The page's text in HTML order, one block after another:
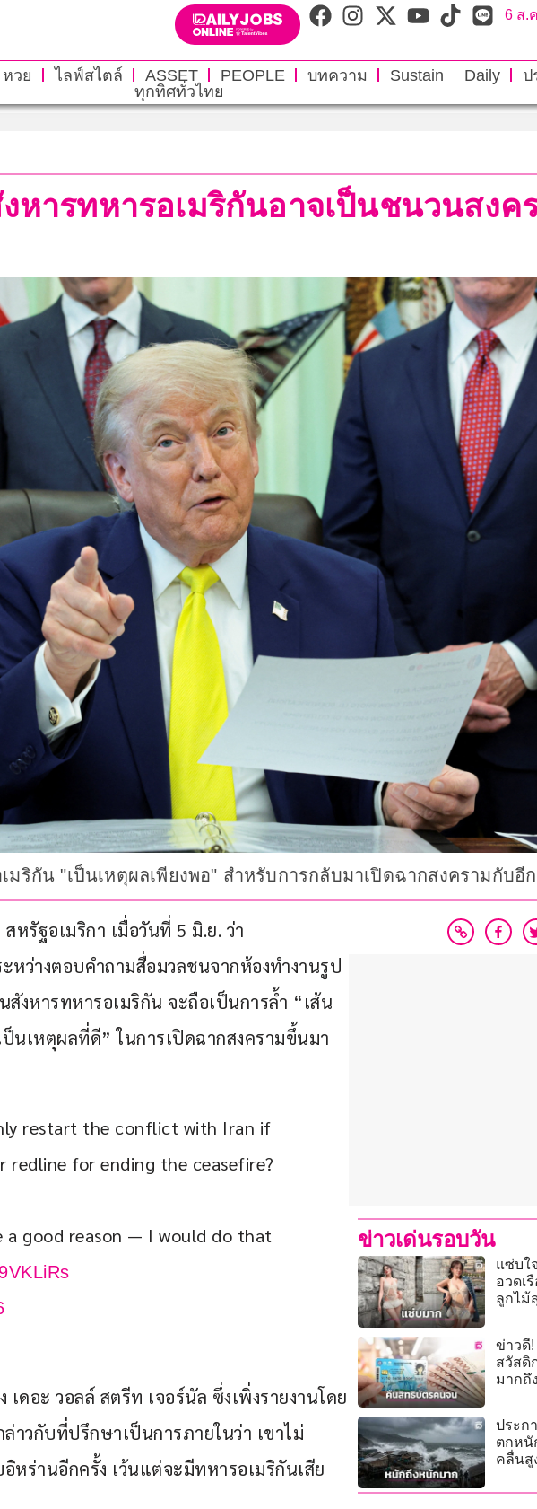
6 ส.
หวย ไลฟ์สไตล์ ASSET PEOPLE บทความ Sustain Daily ป
ทุกทิศทั่วไทย
หารทหารอเมริกันอาจเป็นชนวนสงค
ริกัน "เป็นเหตุผลเพียงพอ" สำหรับการกลับมาเปิดฉากสงครามกับอี
หรัฐอเมริกา เมื่อวันที่ 5 มิ.ย. ว่า
ว่างตอบคำถามสื่อมวลชนจากห้องทำงานรูป
งหารทหารอเมริกัน จะถือเป็นการล้ำ “เส้น
นเหตุผลที่ดี” ในการเปิดฉากสงครามขึ้นมา
restart the conflict with Iran if
for ending the ceasefire?
a good reason — I would do that
ดอะ วอลล์ สตรีท เจอร์นัล ซึ่งเพิ่งรายงานโดย
าวกับที่ปรึกษาเป็นการภายในว่า เขาไม่
หร่านอีกครั้ง เว้นแต่จะมีทหารอเมริกันเสีย
ข่าวเด่นรอบวัน
แซ่บใ
อวดเ
ลูกไม้
ข่าวดี
สวัสดิ
มากถึ
ประก
ตกหนั
คลื่นสู